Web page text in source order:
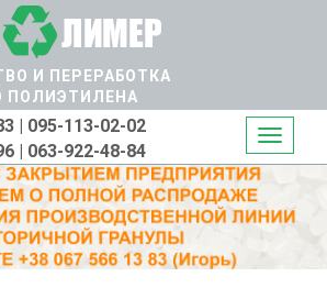
И ПЕРЕРАБОТКА
ПОЛИЭТИЛЕНА
Toggle
| 095-113-02-02
| 063-922-48-84